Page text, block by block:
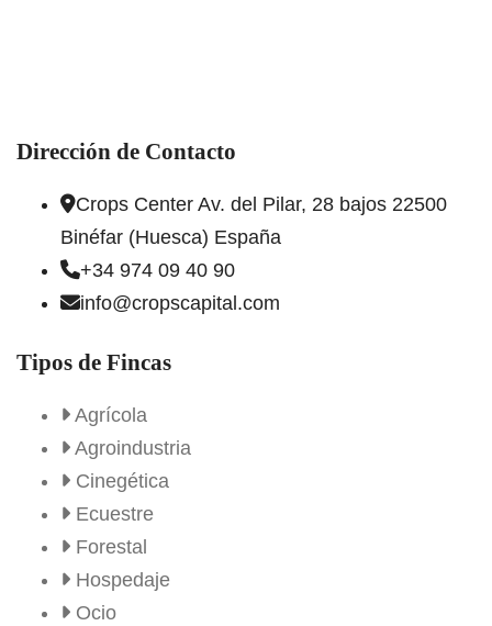
Dirección de Contacto
Crops Center Av. del Pilar, 28 bajos 22500
Binéfar (Huesca) España
+34 974 09 40 90
info@cropscapital.com
Tipos de Fincas
Agrícola
Agroindustria
Cinegética
Ecuestre
Forestal
Hospedaje
Ocio